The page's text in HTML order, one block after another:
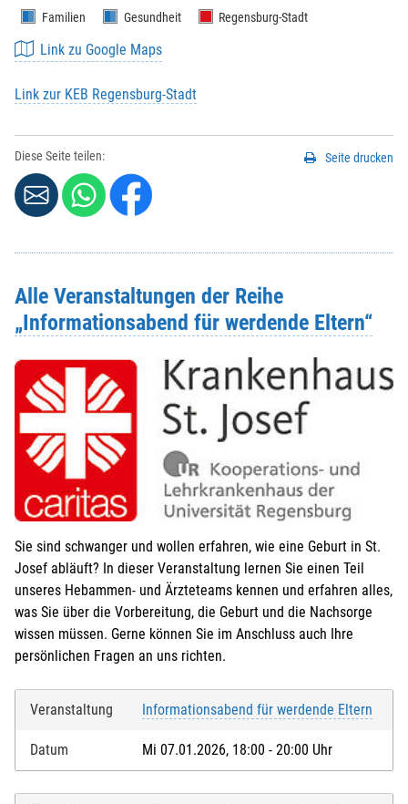
Familien Gesundheit Regensburg-Stadt
Link zu Google Maps
Link zur KEB Regensburg-Stadt
Diese Seite teilen: Seite drucken
Alle Veranstaltungen der Reihe
„Informationsabend für werdende Eltern“
Sie sind schwanger und wollen erfahren, wie eine Geburt in St.
Josef abläuft? In dieser Veranstaltung lernen Sie einen Teil
unseres Hebammen- und Ärzteteams kennen und erfahren alles,
was Sie über die Vorbereitung, die Geburt und die Nachsorge
wissen müssen. Gerne können Sie im Anschluss auch Ihre
persönlichen Fragen an uns richten.
Veranstaltung Informationsabend für werdende Eltern
Datum Mi 07.01.2026, 18:00 - 20:00 Uhr